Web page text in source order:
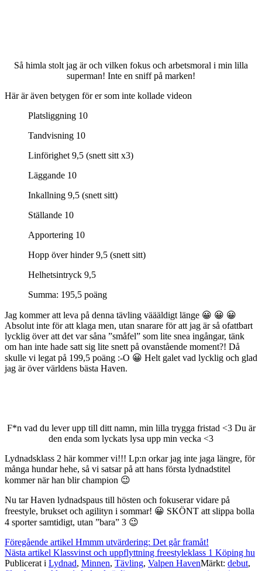
Så himla stolt jag är och vilken fokus och arbetsmoral i min lilla
superman! Inte en sniff på marken!
Här är även betygen för er som inte kollade videon
Platsliggning 10
Tandvisning 10
Linförighet 9,5 (snett sitt x3)
Läggande 10
Inkallning 9,5 (snett sitt)
Ställande 10
Apportering 10
Hopp över hinder 9,5 (snett sitt)
Helhetsintryck 9,5
Summa: 195,5 poäng
Jag kommer att leva på denna tävling väääldigt länge 😀 😀 😀
Absolut inte för att klaga men, utan snarare för att jag är så ofattbart
lycklig över att det var såna ”småfel” som lite snea ingångar, tänk
om han inte hade satt sig lite snett på ovanstående moment?! Då
skulle vi legat på 199,5 poäng :-O 😀 Helt galet vad lycklig och glad
jag är över världens bästa Haven.
F*n vad du lever upp till ditt namn, min lilla trygga fristad <3 Du är
den enda som lyckats lysa upp min vecka <3
Lydnadsklass 2 här kommer vi!!! Lp:n orkar jag inte jaga längre, för
många hundar hehe, så vi satsar på att hans första lydnadstitel
kommer när han blir champion 😉
Nu tar Haven lydnadspaus till hösten och fokuserar vidare på
freestyle, brukset och agilityn i sommar! 😀 SKÖNT att slippa bolla
4 sporter samtidigt, utan ”bara” 3 😉
Fortsätt
läsa
Föregående artikel Hmmm utvärdering: Det går framåt!
Nästa artikel Klassvinst och uppflyttning freestyleklass 1 Köping hu
Publicerat i Lydnad, Minnen, Tävling, Valpen HavenMärkt: debut,